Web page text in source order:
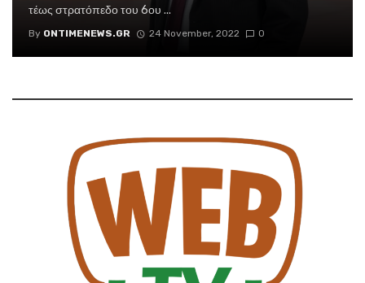
τέως στρατόπεδο του 6ου ...
By ONTIMENEWS.GR 24 November, 2022 0